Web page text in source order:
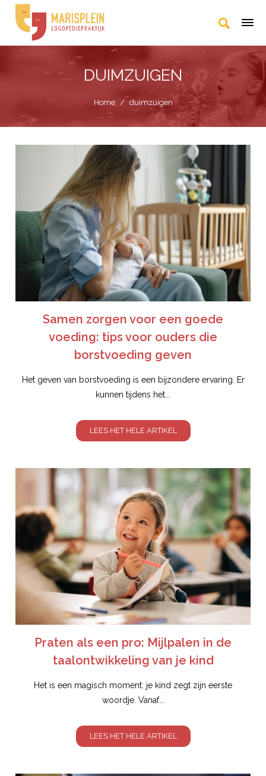
DUIMZUIGEN
Home / duimzuigen
Samen zorgen voor een goede
voeding: tips voor ouders die
borstvoeding geven
Het geven van borstvoeding is een bijzondere ervaring. Er
kunnen tijdens het...
LEES HET HELE ARTIKEL
Praten als een pro: Mijlpalen in de
taalontwikkeling van je kind
Het is een magisch moment: je kind zegt zijn eerste
woordje. Vanaf...
LEES HET HELE ARTIKEL